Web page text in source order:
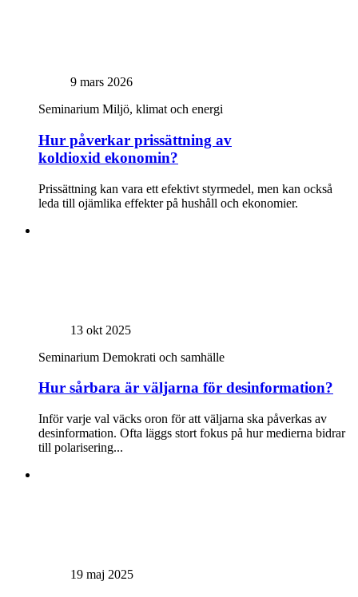
9 mars 2026
Seminarium Miljö, klimat och energi
Hur påverkar prissättning av
koldioxid ekonomin?
Prissättning kan vara ett efektivt styrmedel, men kan också
leda till ojämlika effekter på hushåll och ekonomier.
13 okt 2025
Seminarium Demokrati och samhälle
Hur sårbara är väljarna för desinformation?
Inför varje val väcks oron för att väljarna ska påverkas av
desinformation. Ofta läggs stort fokus på hur medierna bidrar
till polarisering...
19 maj 2025